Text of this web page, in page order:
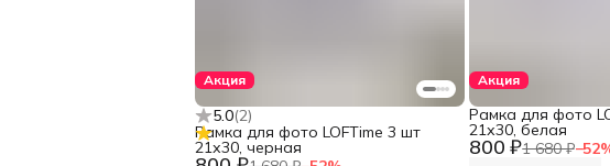
Акция
5.0(2)
Рамка для фото LOFTime 3 шт
21х30, черная
Акция
800 ₽1 680 ₽−52
Рамка для фото
21х30, белая